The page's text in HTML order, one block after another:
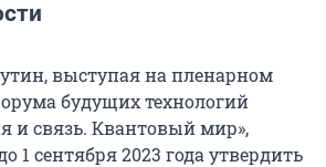
выступая на пленарном
будущих технологий
и связь. Квантовый мир»,
1 сентября 2023 года утвердить